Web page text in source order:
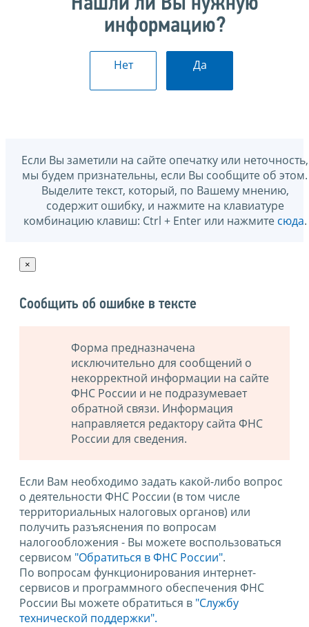
информацию?
Нет Да
Если Вы заметили на сайте опечатку или неточность,
мы будем признательны, если Вы сообщите об этом.
Выделите текст, который, по Вашему мнению,
содержит ошибку, и нажмите на клавиатуре
комбинацию клавиш: Ctrl + Enter или нажмите сюда.
×
Сообщить об ошибке в тексте
Форма предназначена
исключительно для сообщений о
некорректной информации на сайте
ФНС России и не подразумевает
обратной связи. Информация
направляется редактору сайта ФНС
России для сведения.
Если Вам необходимо задать какой-либо вопрос
о деятельности ФНС России (в том числе
территориальных налоговых органов) или
получить разъяснения по вопросам
налогообложения - Вы можете воспользоваться
сервисом "Обратиться в ФНС России".
По вопросам функционирования интернет-
сервисов и программного обеспечения ФНС
России Вы можете обратиться в "Службу
технической поддержки".